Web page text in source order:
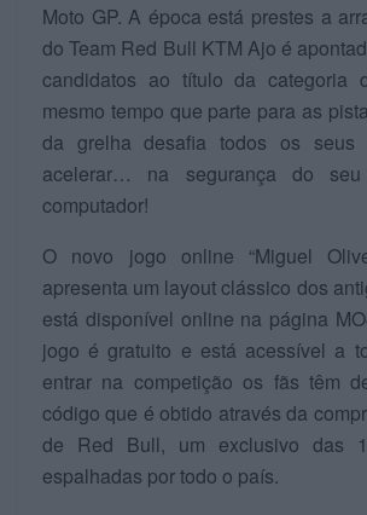
Moto GP. A época está prestes a
do Team Red Bull KTM Ajo é
candidatos ao título da categoria
mesmo tempo que parte para as
da grelha desafia todos os seus
acelerar… na segurança do
computador!
O novo jogo online “Miguel
apresenta um layout clássico dos
está disponível online na página
jogo é gratuito e está acessível a
entrar na competição os fãs têm
código que é obtido através da
de Red Bull, um exclusivo das
espalhadas por todo o país.